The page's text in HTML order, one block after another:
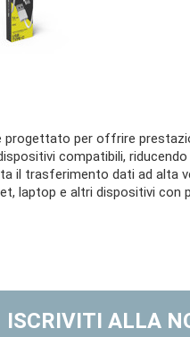
progettato per offrire
compatibili,
il trasferimento dati ad
laptop e altri dispositivi con
ISCRIVITI ALLA